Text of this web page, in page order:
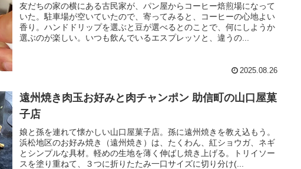
友だちの家の横にある古民家が、パン屋からコーヒー焙煎場になって
いた。駐車場が空いていたので、寄ってみると、コーヒーの心地よい
香り。ハンドドリップを選ぶと豆が選べるとのことで、何にしようか
選ぶのが楽しい。いつも飲んでいるエスプレッソと、違うの...
2025.08.26
遠州焼き肉玉お好みと肉チャンポン 助信町の山口屋菓
子店
娘と孫を連れて懐かしい山口屋菓子店。孫に遠州焼きを教え込もう。
浜松地区のお好み焼き（遠州焼き）は、たくわん、紅ショウガ、ネギ
とシンプルな具材。軽めの生地を薄く伸ばし焼き上げる。トリイソー
スを塗り重ねて、３つに折りたたみ一口サイズに切り分け(...